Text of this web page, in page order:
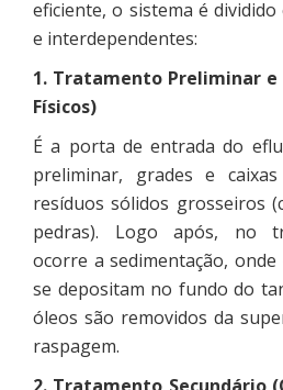
eficiente, o sistema é dividido
e interdependentes:
1. Tratamento Preliminar e
Físicos)
É a porta de entrada do
preliminar, grades e
resíduos sólidos grosseiros
pedras). Logo após, no
ocorre a sedimentação,
se depositam no fundo do
óleos são removidos da
raspagem.